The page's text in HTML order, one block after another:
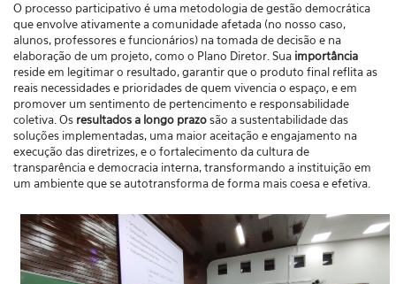
O processo participativo é uma metodologia de gestão democrática
que envolve ativamente a comunidade afetada (no nosso caso,
alunos, professores e funcionários) na tomada de decisão e na
elaboração de um projeto, como o Plano Diretor. Sua importância
reside em legitimar o resultado, garantir que o produto final reflita as
reais necessidades e prioridades de quem vivencia o espaço, e em
promover um sentimento de pertencimento e responsabilidade
coletiva. Os resultados a longo prazosão a sustentabilidade das
soluções implementadas, uma maior aceitação e engajamento na
execução das diretrizes, e o fortalecimento da cultura de
transparência e democracia interna, transformando a instituição em
um ambiente que se autotransforma de forma mais coesa e efetiva.